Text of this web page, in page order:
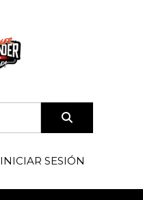
INICIAR SESIÓN